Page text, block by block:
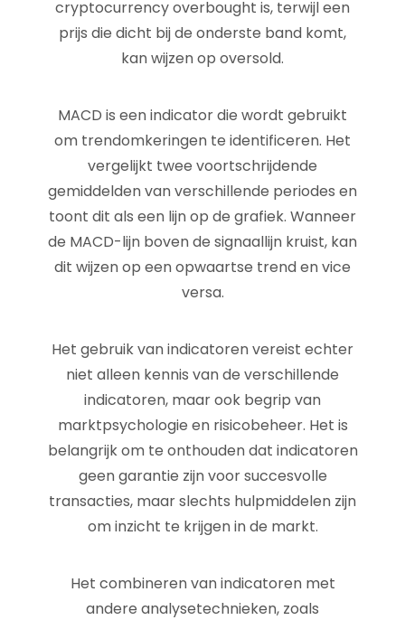
cryptocurrency overbought is, terwijl een
prijs die dicht bij de onderste band komt,
kan wijzen op oversold.
MACD is een indicator die wordt gebruikt
om trendomkeringen te identificeren. Het
vergelijkt twee voortschrijdende
gemiddelden van verschillende periodes en
toont dit als een lijn op de grafiek. Wanneer
de MACD-lijn boven de signaallijn kruist, kan
dit wijzen op een opwaartse trend en vice
versa.
Het gebruik van indicatoren vereist echter
niet alleen kennis van de verschillende
indicatoren, maar ook begrip van
marktpsychologie en risicobeheer. Het is
belangrijk om te onthouden dat indicatoren
geen garantie zijn voor succesvolle
transacties, maar slechts hulpmiddelen zijn
om inzicht te krijgen in de markt.
Het combineren van indicatoren met
andere analysetechnieken, zoals